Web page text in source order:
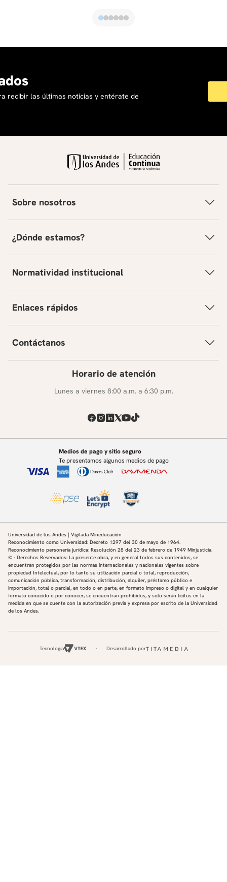
recibir las últimas noticias y entérate de
Sobre nosotros
¿Dónde estamos?
Normatividad institucional
Enlaces rápidos
Contáctanos
Horario de atención
Lunes a viernes 8:00 a.m. a 6:30 p.m.
Medios de pago y sitio seguro
Te presentamos algunos medios de pago
Universidad de los Andes | Vigilada Mineducación
Reconocimiento como Universidad: Decreto 1297 del 30 de mayo de 1964.
Reconocimiento personería jurídica: Resolución 28 del 23 de febrero de 1949 Minjusticia.
© - Derechos Reservados: La presente obra, y en general todos sus contenidos, se
encuentran protegidos por las normas internacionales y nacionales vigentes sobre
propiedad Intelectual, por lo tanto su utilización parcial o total, reproducción,
comunicación pública, transformación, distribución, alquiler, préstamo público e
importación, total o parcial, en todo o en parte, en formato impreso o digital y en cualquier
formato conocido o por conocer, se encuentran prohibidos, y solo serán lícitos en la
medida en que se cuente con la autorización previa y expresa por escrito de la Universidad
de los Andes.
Tecnología Desarrollado por